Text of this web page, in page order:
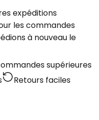
expéditions
les commandes
à nouveau le
supérieures
Retours faciles